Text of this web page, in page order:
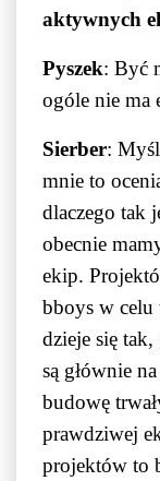
aktywnych
Pyszek: Być
ogóle nie ma
Sierber:
mnie to
dlaczego tak
obecnie
ekip.
bboys w
dzieje się
są głównie
budowę
prawdziwej
projektów to